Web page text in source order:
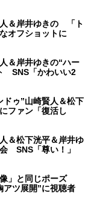
人＆岸井ゆきの 「ト
オフショットに
＆岸井ゆきの“ハー
SNS「かわいい2
ドゥ”山崎賢人＆松下
ファン「復活し
＆松下洸平＆岸井ゆ
SNS「尊い！」
」と同じポーズ
アツ展開”に視聴者